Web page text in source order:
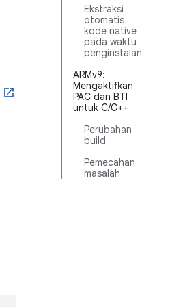
Ekstraksi
otomatis
kode native
pada waktu
penginstalan
ARMv9:
Mengaktifkan
PAC dan BTI
untuk C/C++
Perubahan
build
Pemecahan
masalah